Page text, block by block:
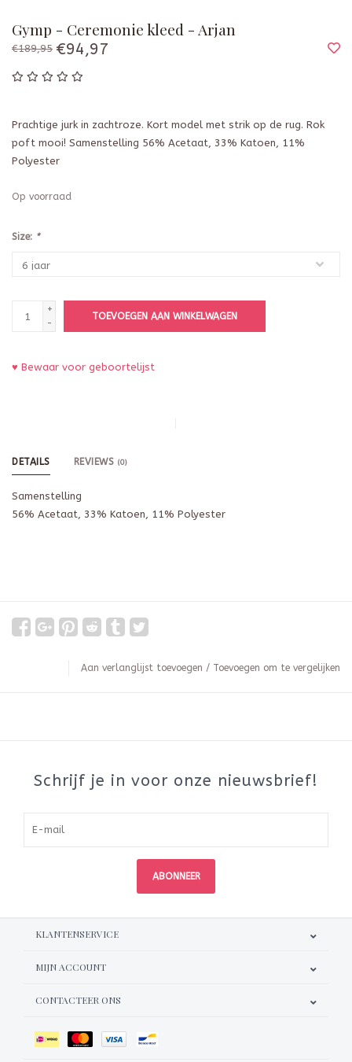
Gymp - Ceremonie kleed - Arjan
€189,95 €94,97
Prachtige jurk in zachtroze. Kort model met strik op de rug. Rok
poft mooi! Samenstelling 56% Acetaat, 33% Katoen, 11%
Polyester
Op voorraad
Size: *
+
-
TOEVOEGEN AAN WINKELWAGEN
♥ Bewaar voor geboortelijst
DETAILS REVIEWS (0)
Samenstelling
56% Acetaat, 33% Katoen, 11% Polyester
Aan verlanglijst toevoegen / Toevoegen om te vergelijken
Schrijf je in voor onze nieuwsbrief!
ABONNEER
KLANTENSERVICE
MIJN ACCOUNT
CONTACTEER ONS